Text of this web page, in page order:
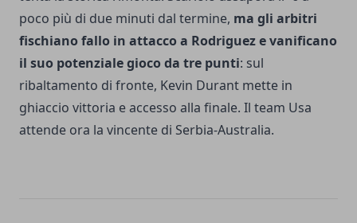
poco più di due minuti dal termine, ma gli arbitri
fischiano fallo in attacco a Rodriguez e vanificano
il suo potenziale gioco da tre punti: sul
ribaltamento di fronte, Kevin Durant mette in
ghiaccio vittoria e accesso alla finale. Il team Usa
attende ora la vincente di Serbia-Australia.